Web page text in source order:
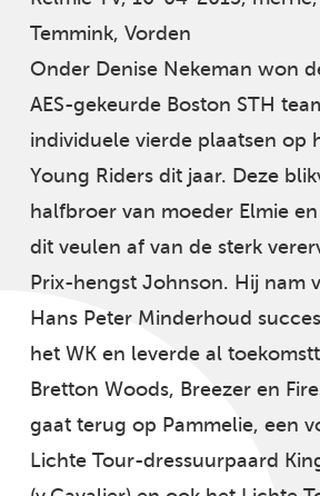
Temmink, Vorden
Onder Denise Nekeman won
AES-gekeurde Boston STH
individuele vierde plaatsen op
Young Riders dit jaar. Deze
halfbroer van moeder Elmie
dit veulen af van de sterk
Prix-hengst Johnson. Hij nam
Hans Peter Minderhoud
het WK en leverde al
Bretton Woods, Breezer en
gaat terug op Pammelie, een
Lichte Tour-dressuurpaard